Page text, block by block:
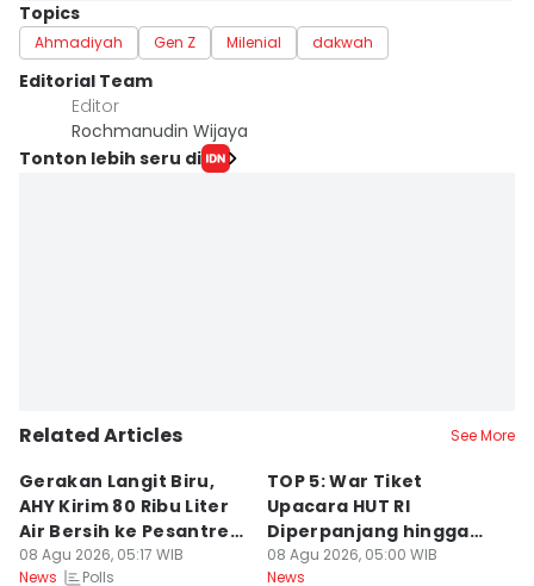
Topics
Ahmadiyah Gen Z Milenial dakwah
Editorial Team
Editor
Rochmanudin Wijaya
Tonton lebih seru di
Related Articles See More
Gerakan Langit Biru,
AHY Kirim 80 Ribu Liter
Air Bersih ke Pesantren
Madura
08 Agu 2026, 05:17 WIB
News
Polls
TOP 5: War Tiket
Upacara HUT RI
Diperpanjang hingga
Prabowo Evaluasi Bahlil
08 Agu 2026, 05:00 WIB
News